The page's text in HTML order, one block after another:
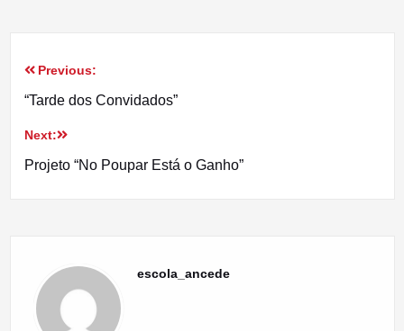
Navegação
artigos
Previous:
“Tarde dos Convidados”
Next:
Projeto “No Poupar Está o Ganho”
escola_ancede